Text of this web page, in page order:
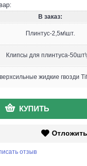
В заказ:
Плинтус-2,5м\шт.
Клипсы для плинтуса-
жидкие гвозди
КУПИТЬ
Отложить
отзыв